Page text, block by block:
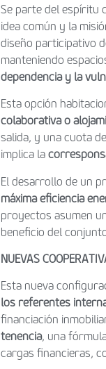
Se parte del espíritu
idea común y la
diseño participativo
manteniendo
dependencia y la
Esta opción
colaborativa o
salida, y una cuota
implica la
El desarrollo de un
máxima eficiencia
proyectos asumen
beneficio del
NUEVAS
Esta nueva
los referentes
financiación
tenencia, una
cargas financieras,